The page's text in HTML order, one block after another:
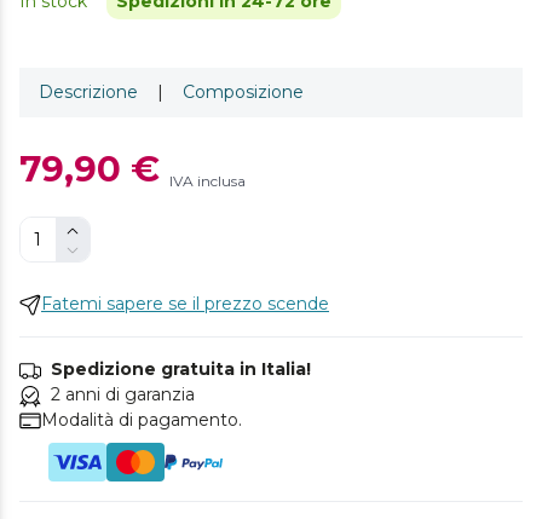
Descrizione | Composizione
79,90 € IVA inclusa
Fatemi sapere se il prezzo scende
Spedizione gratuita in Italia!
2 anni di garanzia
Modalità di pagamento.